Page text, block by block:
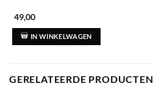
49,00
IN WINKELWAGEN
GERELATEERDE PRODUCTEN